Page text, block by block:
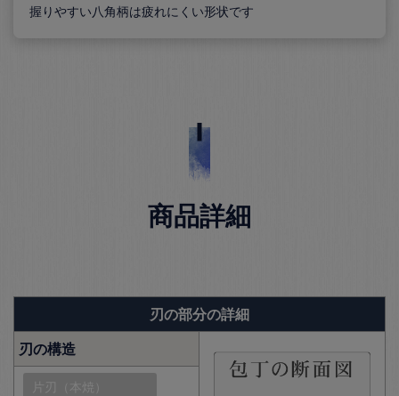
握りやすい八角柄は疲れにくい形状です
商品詳細
刃の部分の詳細
刃の構造
片刃（本焼）